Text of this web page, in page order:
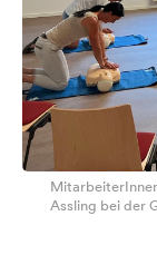
Assling bei der